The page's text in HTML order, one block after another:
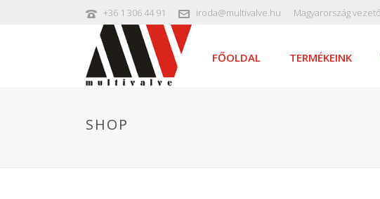
+36 1 306 44 91 iroda@multivalve.hu Magyarország
FŐOLDAL TERMÉKEINK
SHOP